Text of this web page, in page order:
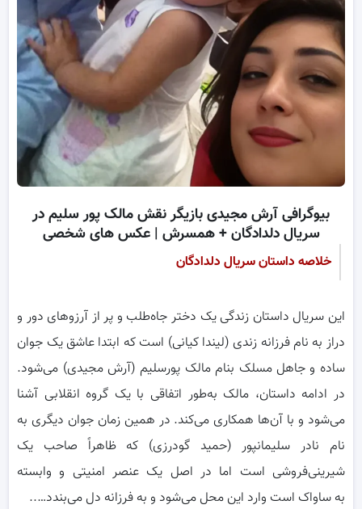
بیوگرافی آرش مجیدی بازیگر نقش مالک پور سلیم در
سریال دلدادگان + همسرش | عکس های شخصی
خلاصه داستان سریال دلدادگان
این سریال داستان زندگی یک دختر جاه‌طلب و پر از آرزوهای دور و
دراز به نام فرزانه زندی (لیندا کیانی) است که ابتدا عاشق یک جوان
ساده و جاهل مسلک بنام مالک پورسلیم (آرش مجیدی) می‌شود.
در ادامه داستان، مالک به‌طور اتفاقی با یک گروه انقلابی آشنا
می‌شود و با آن‌ها همکاری می‌کند. در همین زمان جوان دیگری به
نام نادر سلیمانپور (حمید گودرزی) که ظاهراً صاحب یک
شیرینی‌فروشی است اما در اصل یک عنصر امنیتی و وابسته
به ساواک است وارد این محل می‌شود و به فرزانه دل می‌بندد…..